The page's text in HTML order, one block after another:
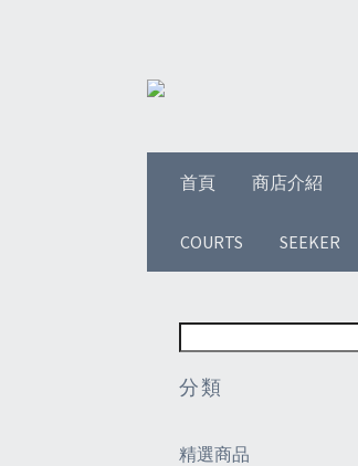
首頁 商店介紹
COURTS SEEKER
分類
精選商品